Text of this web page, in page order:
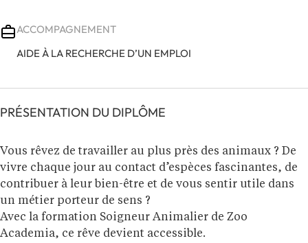
ACCOMPAGNEMENT
AIDE À LA RECHERCHE D’UN EMPLOI
PRÉSENTATION DU DIPLÔME
Vous rêvez de travailler au plus près des animaux ? De
vivre chaque jour au contact d’espèces fascinantes, de
contribuer à leur bien-être et de vous sentir utile dans
un métier porteur de sens ?
Avec la formation Soigneur Animalier de Zoo
Academia, ce rêve devient accessible.